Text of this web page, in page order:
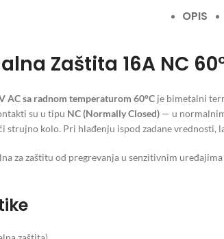
OPIS
Zaštita 16A NC
AC sa radnom temperaturom 60°C je bimetalni
su u tipu NC (Normally Closed) — u
kolo. Pri hlađenju ispod zadane vrednosti,
za zaštitu od pregrevanja u senzitivnim